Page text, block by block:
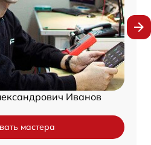
Иванов
мастера